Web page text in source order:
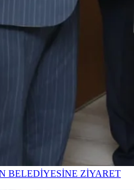
BELEDİYESİNE ZİYARET